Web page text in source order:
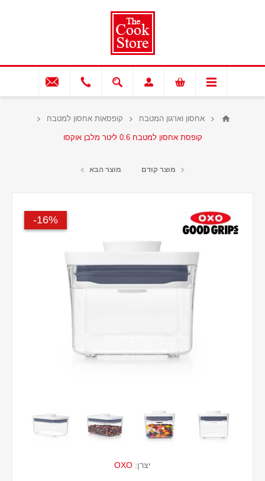
אחסון וארגון המטבח קופסאות אחסון למטבח
קופסת אחסון למטבח 0.6 ליטר מלבן אוקסו
מוצר קודם מוצר הבא
16%-
יצרן: OXO